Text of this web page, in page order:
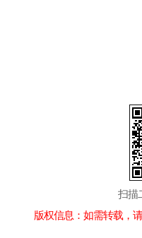
扫描
版权信息：如需转载，